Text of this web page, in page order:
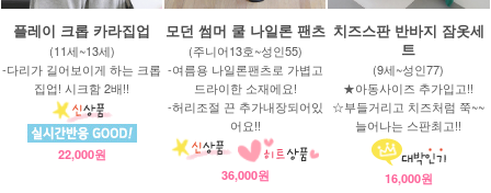
플레이 크롭 카라집업
(11세~13세)
-다리가 길어보이게 하는 크롭
집업! 시크함 2배!!
22,000원
모던 썸머 쿨 나일론 팬츠
(주니어13호~성인55)
-여름용 나일론팬츠로 가볍고
드라이한 소재에요!
-허리조절 끈 추가내장되어있
어요!!
36,000원
치즈스판 반바지 잠옷세
트
(9세~성인77)
★아동사이즈 추가입고!!
☆부들거리고 치즈처럼 쭉~~
늘어나는 스판최고!!
16,000원